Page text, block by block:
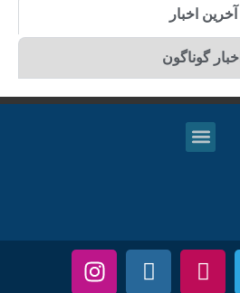
آخرین اخبار
اخبار گوناگون